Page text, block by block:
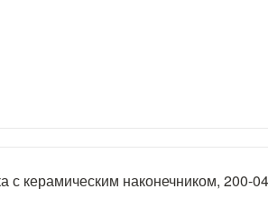
с керамическим наконечником, 200-04